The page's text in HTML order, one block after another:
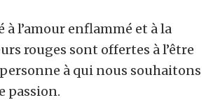
à l’amour enflammé et à la
rouges sont offertes à l’être
à qui nous souhaitons
passion.